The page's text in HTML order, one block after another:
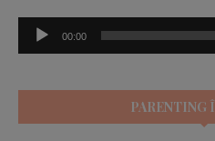
Player
audio
00:00
PARENTING